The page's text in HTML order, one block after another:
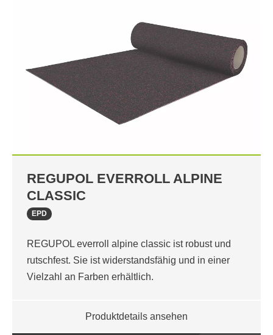
REGUPOL EVERROLL ALPINE
CLASSIC
EPD
REGUPOL everroll alpine classic ist robust und
rutschfest. Sie ist widerstandsfähig und in einer
Vielzahl an Farben erhältlich.
Produktdetails ansehen